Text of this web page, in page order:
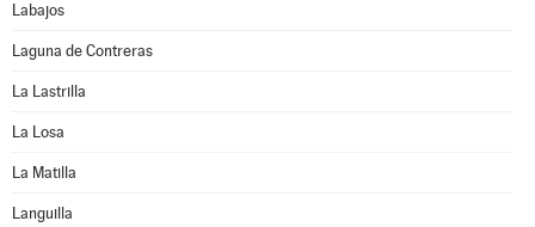
Labajos
Laguna de Contreras
La Lastrilla
La Losa
La Matilla
Languilla